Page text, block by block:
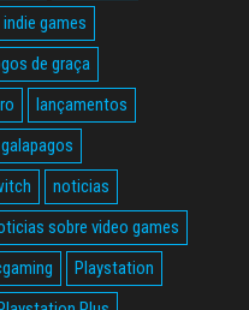
indie games
de graça
lançamentos
noticias
sobre video games
Playstation